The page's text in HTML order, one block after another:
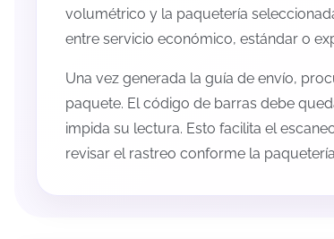
volumétrico y la paquetería
entre servicio económico, estándar o
Una vez generada la guía de envío,
paquete. El código de barras debe
impida su lectura. Esto facilita el
revisar el rastreo conforme la